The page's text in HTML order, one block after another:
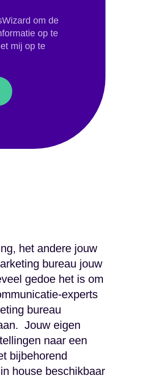
om de
op te
mij op te
het andere jouw
bureau jouw
gedoe het is om
experts
bureau
Jouw eigen
naar een
bijbehorend
house beschikbaar